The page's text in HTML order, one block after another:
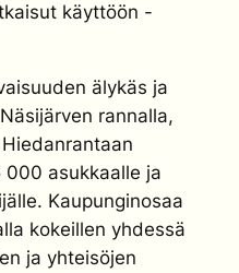
käyttöön -
älykäs ja
rannalla,
000 asukkaalle ja
Kaupunginosaa
kokeillen yhdessä
ja yhteisöjen